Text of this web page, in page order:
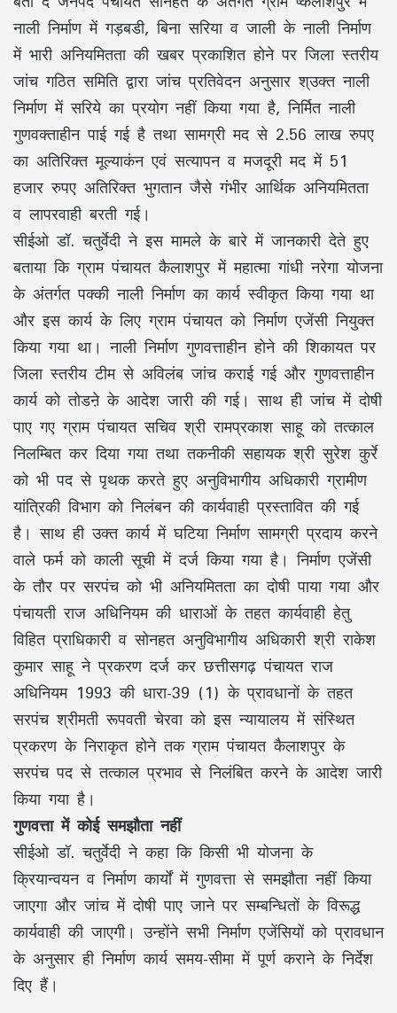
नाली निर्माण में गड़बडी, बिना सरिया व जाली के नाली निर्माण
में भारी अनियमितता की खबर प्रकाशित होने पर जिला स्तरीय
जांच गठित समिति द्वारा जांच प्रतिवेदन अनुसार श्उक्त नाली
निर्माण में सरिये का प्रयोग नहीं किया गया है, निर्मित नाली
गुणवक्ताहीन पाई गई है तथा सामग्री मद से 2.56 लाख रुपए
का अतिरिक्त मूल्याकंन एवं सत्यापन व मजदूरी मद में 51
हजार रुपए अतिरिक्त भुगतान जैसे गंभीर आर्थिक अनियमितता
व लापरवाही बरती गई।
सीईओ डॉ. चतुर्वेदी ने इस मामले के बारे में जानकारी देते हुए
बताया कि ग्राम पंचायत कैलाशपुर में महात्मा गांधी नरेगा योजना
के अंतर्गत पक्की नाली निर्माण का कार्य स्वीकृत किया गया था
और इस कार्य के लिए ग्राम पंचायत को निर्माण एजेंसी नियुक्त
किया गया था। नाली निर्माण गुणवत्ताहीन होने की शिकायत पर
जिला स्तरीय टीम से अविलंब जांच कराई गई और गुणवत्ताहीन
कार्य को तोडऩे के आदेश जारी की गई। साथ ही जांच में दोषी
पाए गए ग्राम पंचायत सचिव श्री रामप्रकाश साहू को तत्काल
निलम्बित कर दिया गया तथा तकनीकी सहायक श्री सुरेश कुर्रे
को भी पद से पृथक करते हुए अनुविभागीय अधिकारी ग्रामीण
यांत्रिकी विभाग को निलंबन की कार्यवाही प्रस्तावित की गई
है। साथ ही उक्त कार्य में घटिया निर्माण सामग्री प्रदाय करने
वाले फर्म को काली सूची में दर्ज किया गया है। निर्माण एजेंसी
के तौर पर सरपंच को भी अनियमितता का दोषी पाया गया और
पंचायती राज अधिनियम की धाराओं के तहत कार्यवाही हेतु
विहित प्राधिकारी व सोनहत अनुविभागीय अधिकारी श्री राकेश
कुमार साहू ने प्रकरण दर्ज कर छत्तीसगढ़ पंचायत राज
अधिनियम 1993 की धारा-39 (1) के प्रावधानों के तहत
सरपंच श्रीमती रूपवती चेरवा को इस न्यायालय में संस्थित
प्रकरण के निराकृत होने तक ग्राम पंचायत कैलाशपुर के
सरपंच पद से तत्काल प्रभाव से निलंबित करने के आदेश जारी
किया गया है।
गुणवत्ता में कोई समझौता नहीं
सीईओ डॉ. चतुर्वेदी ने कहा कि किसी भी योजना के
क्रियान्वयन व निर्माण कार्यों में गुणवत्ता से समझौता नहीं किया
जाएगा और जांच में दोषी पाए जाने पर सम्बन्धितों के विरूद्ध
कार्यवाही की जाएगी। उन्होंने सभी निर्माण एजेंसियों को प्रावधान
के अनुसार ही निर्माण कार्य समय-सीमा में पूर्ण कराने के निर्देश
दिए हैं।